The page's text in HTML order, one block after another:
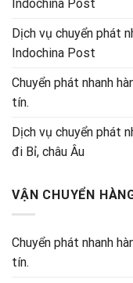
Indochina Post
Dịch vụ chuyển phát
Indochina Post
Chuyển phát nhanh
tín.
Dịch vụ chuyển phát
đi Bỉ, châu Âu
VẬN CHUYỂN
Chuyển phát nhanh
tín.